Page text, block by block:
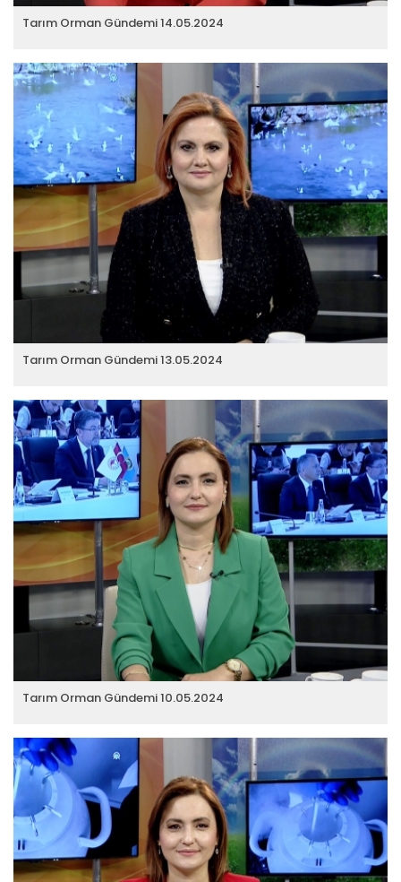
Tarım Orman Gündemi 14.05.2024
Tarım Orman Gündemi 13.05.2024
Tarım Orman Gündemi 10.05.2024